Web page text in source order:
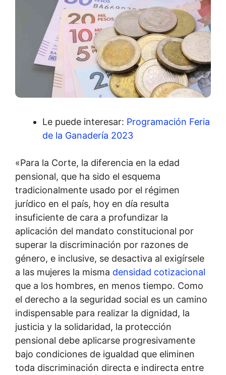
Le puede interesar: Programación Feria
de la Ganadería 2023
«Para la Corte, la diferencia en la edad
pensional, que ha sido el esquema
tradicionalmente usado por el régimen
jurídico en el país, hoy en día resulta
insuficiente de cara a profundizar la
aplicación del mandato constitucional por
superar la discriminación por razones de
género, e inclusive, se desactiva al exigírsele
a las mujeres la misma densidad cotizacional
que a los hombres, en menos tiempo. Como
el derecho a la seguridad social es un camino
indispensable para realizar la dignidad, la
justicia y la solidaridad, la protección
pensional debe aplicarse progresivamente
bajo condiciones de igualdad que eliminen
toda discriminación directa e indirecta entre